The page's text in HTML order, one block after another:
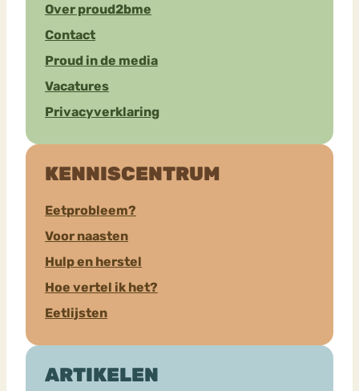
Over proud2bme
Contact
Proud in de media
Vacatures
Privacyverklaring
KENNISCENTRUM
Eetprobleem?
Voor naasten
Hulp en herstel
Hoe vertel ik het?
Eetlijsten
ARTIKELEN